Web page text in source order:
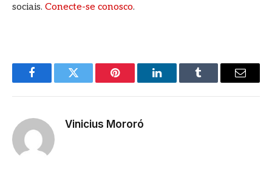
sociais. Conecte-se conosco.
FacebookTwitter Pinterest LinkedInTumblr
E-
Vinicius Mororó